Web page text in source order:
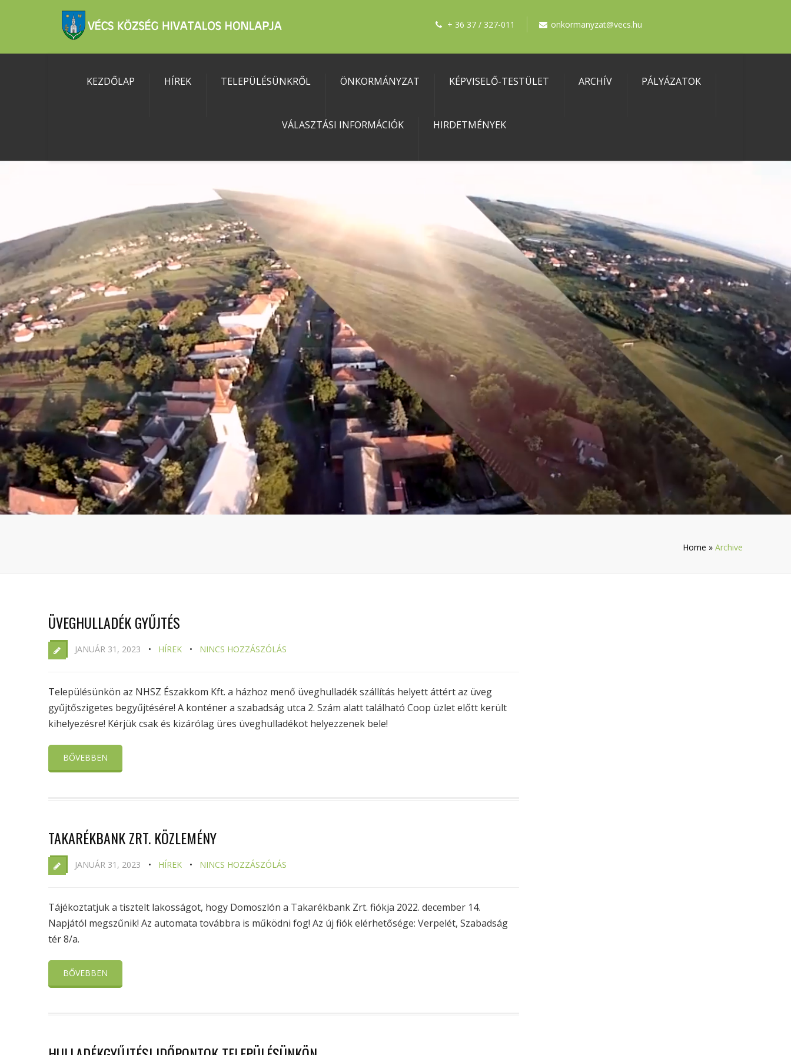
+ 36 37 / 327-011 onkormanyzat@vecs.hu
KEZDŐLAP HÍREK TELEPÜLÉSÜNKRŐL ÖNKORMÁNYZAT KÉPVISELŐ-TESTÜLET ARCHÍV PÁLYÁZATOK
VÁLASZTÁSI INFORMÁCIÓK HIRDETMÉNYEK
Home » Archive
ÜVEGHULLADÉK GYŰJTÉS
JANUÁR 31, 2023 HÍREK NINCS HOZZÁSZÓLÁS
Településünkön az NHSZ Északkom Kft. a házhoz menő üveghulladék szállítás helyett áttért az üveg
gyűjtőszigetes begyűjtésére! A konténer a szabadság utca 2. Szám alatt található Coop üzlet előtt került
kihelyezésre! Kérjük csak és kizárólag üres üveghulladékot helyezzenek bele!
BŐVEBBEN
TAKARÉKBANK ZRT. KÖZLEMÉNY
JANUÁR 31, 2023 HÍREK NINCS HOZZÁSZÓLÁS
Tájékoztatjuk a tisztelt lakosságot, hogy Domoszlón a Takarékbank Zrt. fiókja 2022. december 14.
Napjától megszűnik! Az automata továbbra is működni fog! Az új fiók elérhetősége: Verpelét, Szabadság
tér 8/a.
BŐVEBBEN